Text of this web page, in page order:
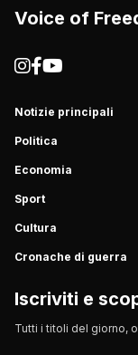
Voice of
Notizie principali
Politica
Economia
Sport
Cultura
Cronache di guerra
Iscriviti e
Tutti i titoli del giorno,